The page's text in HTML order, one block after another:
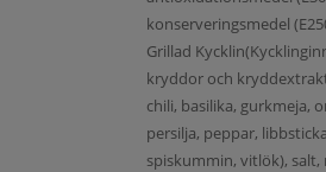
konserveringsmedel
Grillad
kryddor och
chili, basilika, gurkmeja,
persilja, peppar,
spiskummin, vitlök), salt,